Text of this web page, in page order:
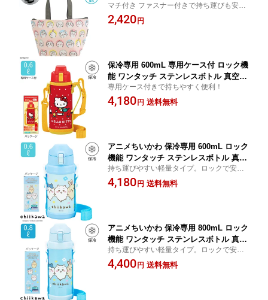
当入れ ミニトート レジャー アルミ 加
工 マチ 広い おしゃれ レディース メン
マチ付き ファスナー付きで持ち運びも安心
のランチバッグ！持ち手が長く 持ちやす
い！
2,420円
保冷専用 600mL 専用ケース付 ロック機
能 ワンタッチ ステンレスボトル 真空二
重構造 直飲み 水筒 子供 キッズ ワンプ
ッシュ カバー付 肩掛け 紐 ひも 肩ひも
専用ケース付きで持ちやすく便利！
4,180円 送料無料
アニメちいかわ 保冷専用 600mL ロック
機能 ワンタッチ ステンレスボトル 真空
二重構造 直飲み 水筒 子供 キッズ ワン
プッシュ 肩掛け 紐 ひも 肩ひも付き 肩
持ち運びやすい軽量タイプ。ロックで安
心、ワンタッチで簡単オープン
4,180円 送料無料
アニメちいかわ 保冷専用 800mL ロック
機能 ワンタッチ ステンレスボトル 真空
二重構造 直飲み 水筒 子供 キッズ ワン
プッシュ 肩掛け 紐 ひも 肩ひも付き 肩
持ち運びやすい軽量タイプ。ロックで安
心、ワンタッチで簡単オープン
4,400円 送料無料